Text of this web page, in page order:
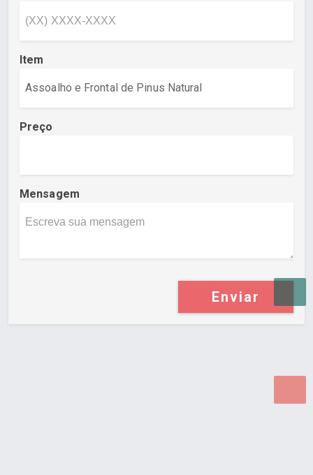
Item
Preço
Mensagem
Enviar